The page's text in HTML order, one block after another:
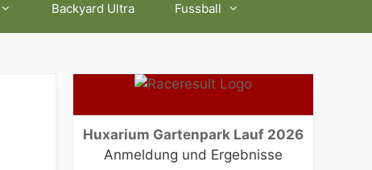
Backyard Ultra Fussball
Huxarium Gartenpark Lauf 2026
Anmeldung und Ergebnisse